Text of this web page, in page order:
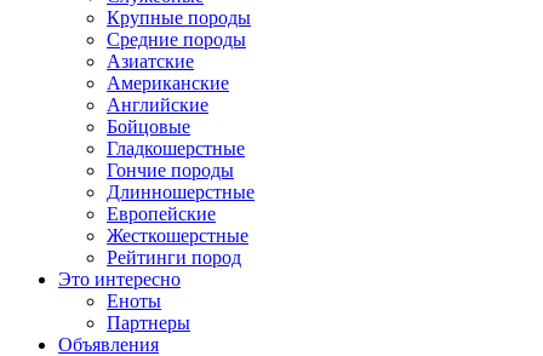
Крупные породы
Средние породы
Азиатские
Американские
Английские
Бойцовые
Гладкошерстные
Гончие породы
Длинношерстные
Европейские
Жесткошерстные
Рейтинги пород
Это интересно
Еноты
Партнеры
Объявления